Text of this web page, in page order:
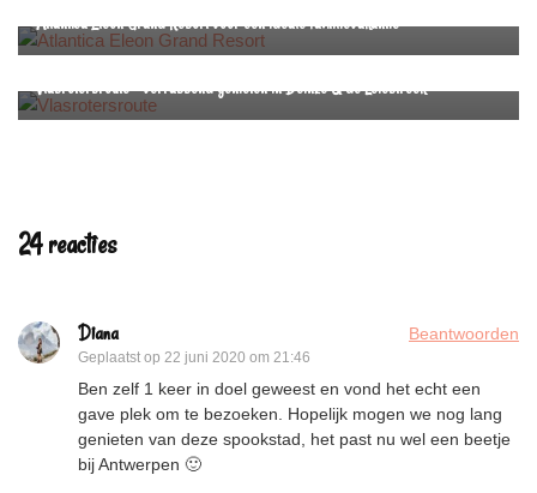
Atlantica Eleon Grand Resort voor een ideale familievakantie
Oost-Vlaanderen Reizen Wandelen in Oost-Vlaanderen
Vlasrotersroute – verrassend genieten in Deinze & de Leiestreek
24 reacties
Diana
Geplaatst op 22 juni 2020 om 21:46
Beantwoorden
Ben zelf 1 keer in doel geweest en vond het echt een
gave plek om te bezoeken. Hopelijk mogen we nog lang
genieten van deze spookstad, het past nu wel een beetje
bij Antwerpen 🙂